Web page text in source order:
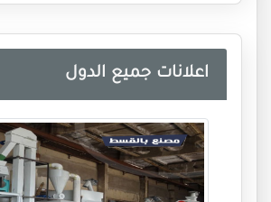
اعلانات جميع الدول